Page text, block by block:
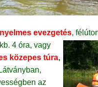
evezgetés,
4 óra, vagy
közepes túra,
Látványban,
az